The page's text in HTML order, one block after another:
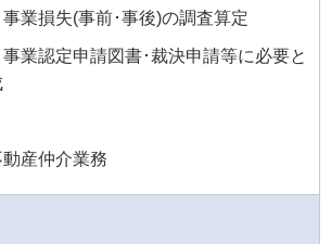
業損失(事前･事後)の調査算定
業認定申請図書･裁決申請等に必要と
産仲介業務